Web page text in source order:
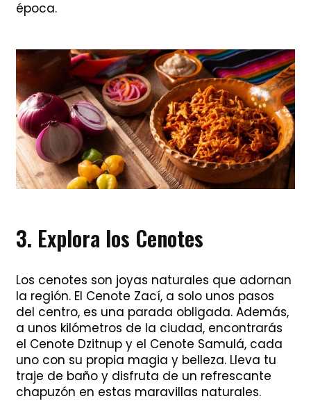
época.
3. Explora los Cenotes
Los cenotes son joyas naturales que adornan
la región. El Cenote Zací, a solo unos pasos
del centro, es una parada obligada. Además,
a unos kilómetros de la ciudad, encontrarás
el Cenote Dzitnup y el Cenote Samulá, cada
uno con su propia magia y belleza. Lleva tu
traje de baño y disfruta de un refrescante
chapuzón en estas maravillas naturales.